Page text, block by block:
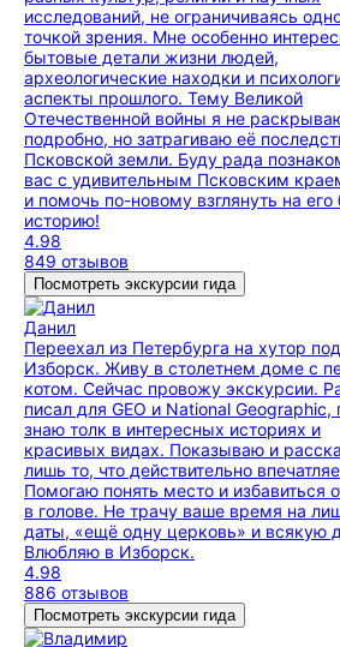
исследований, не ограничиваясь
точкой зрения. Мне особенно
бытовые детали жизни людей,
археологические находки и
аспекты прошлого. Тему Великой
Отечественной войны я не
подробно, но затрагиваю её
Псковской земли. Буду рада
вас с удивительным Псковским
и помочь по-новому взглянуть на его
историю!
4.98
849 отзывов
Посмотреть экскурсии гида
Данил
Переехал из Петербурга на хутор под
Изборск. Живу в столетнем доме с
котом. Сейчас провожу экскурсии.
писал для GEO и National Geographic,
знаю толк в интересных историях и
красивых видах. Показываю и
лишь то, что действительно
Помогаю понять место и избавиться
в голове. Не трачу ваше время на
даты, «ещё одну церковь» и всякую
Влюбляю в Изборск.
4.98
886 отзывов
Посмотреть экскурсии гида